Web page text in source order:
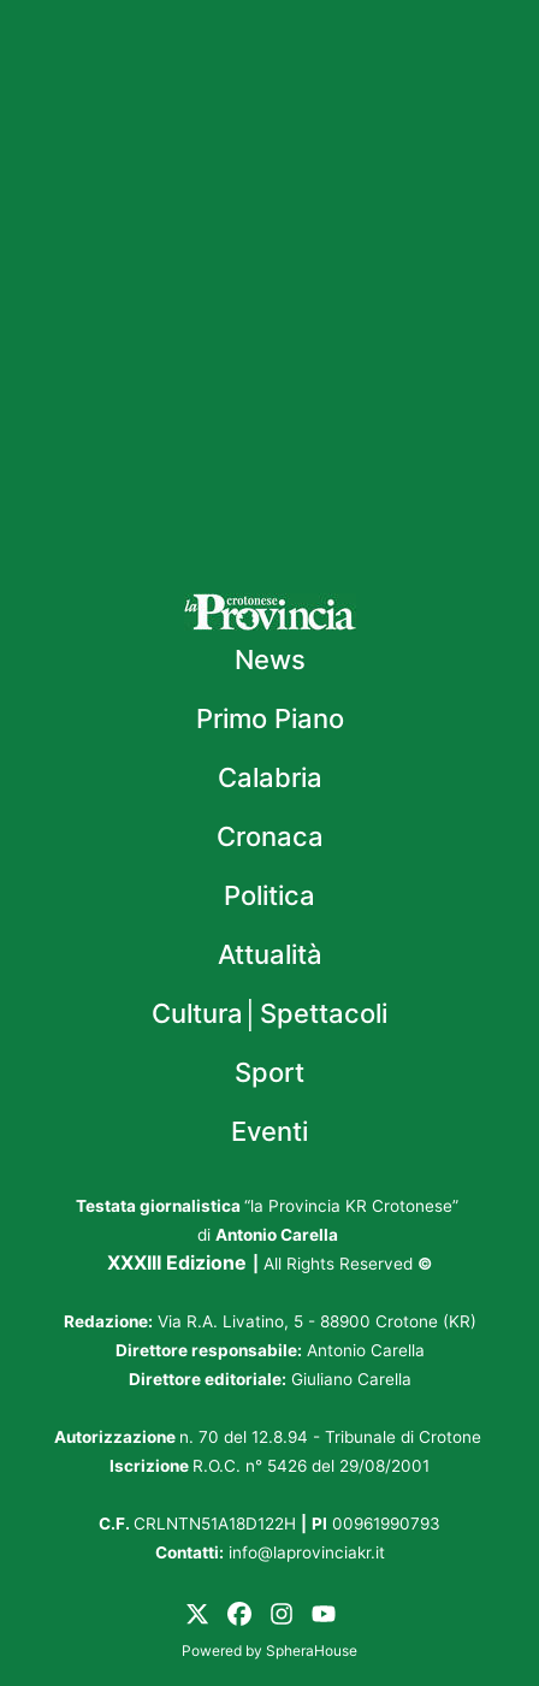
News
Primo Piano
Calabria
Cronaca
Politica
Attualità
Cultura│Spettacoli
Sport
Eventi
Testata giornalistica “la Provincia KR Crotonese”
di Antonio Carella
XXXIII Edizione All Rights Reserved ©
Redazione: Via R.A. Livatino, 5 - 88900 Crotone (KR)
Direttore responsabile: Antonio Carella
Direttore editoriale: Giuliano Carella
Autorizzazione n. 70 del 12.8.94 - Tribunale di Crotone
Iscrizione R.O.C. n° 5426 del 29/08/2001
C.F. CRLNTN51A18D122H PI 00961990793
Contatti: info@laprovinciakr.it
Powered by SpheraHouse